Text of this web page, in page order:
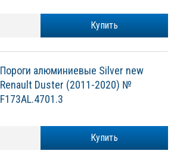
Купить
Пороги алюминиевые Silver new
Renault Duster (2011-2020) №
F173AL.4701.3
Купить